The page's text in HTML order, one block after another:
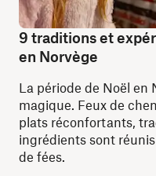
9 traditions et
en Norvège
La période de Noël
magique. Feux de
plats réconfortants,
ingrédients sont
de fées.